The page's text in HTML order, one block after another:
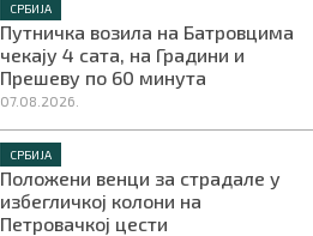
СРБИЈА
Путничка возила на Батровцима
чекају 4 сата, на Градини и
Прешеву по 60 минута
07.08.2026.
СРБИЈА
Положени венци за страдале у
избегличкој колони на
Петровачкој цести